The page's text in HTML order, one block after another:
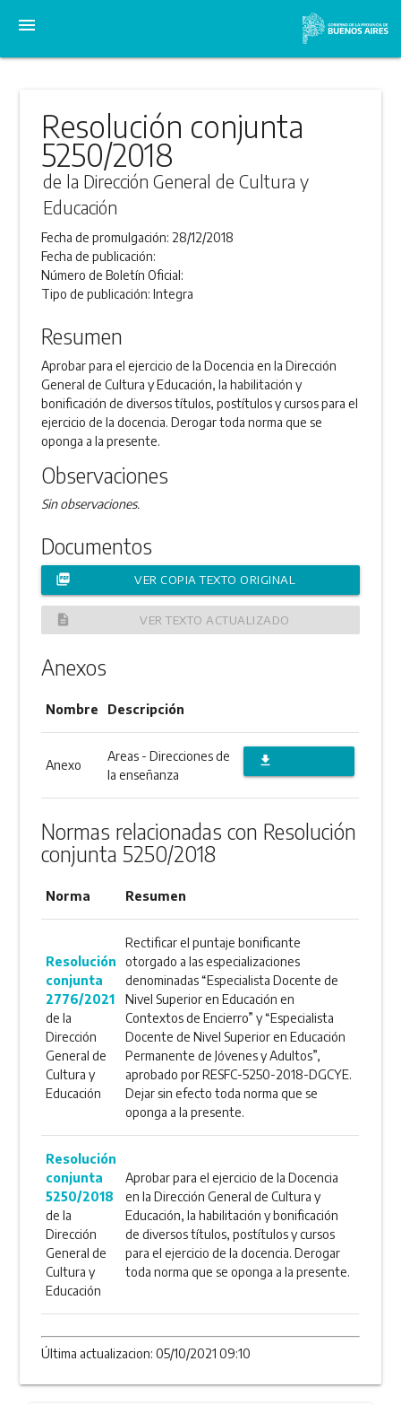
menu
Resolución conjunta
5250/2018
de la Dirección General de Cultura y
Educación
Fecha de promulgación: 28/12/2018
Fecha de publicación:
Número de Boletín Oficial:
Tipo de publicación:Integra
Resumen
Aprobar para el ejercicio de la Docencia en la Dirección
General de Cultura y Educación, la habilitación y
bonificación de diversos títulos, postítulos y cursos para el
ejercicio de la docencia. Derogar toda norma que se
oponga a la presente.
Observaciones
Sin observaciones.
Documentos
picture_as_pdf VER COPIA TEXTO ORIGINAL
description VER TEXTO ACTUALIZADO
Anexos
Nombre Descripción
Anexo
Areas - Direcciones de
la enseñanza
file_download
Normas relacionadas con Resolución
conjunta 5250/2018
Norma Resumen
Resolución
conjunta
2776/2021
de la
Dirección
General de
Cultura y
Educación
Rectificar el puntaje bonificante
otorgado a las especializaciones
denominadas “Especialista Docente de
Nivel Superior en Educación en
Contextos de Encierro” y “Especialista
Docente de Nivel Superior en Educación
Permanente de Jóvenes y Adultos”,
aprobado por RESFC-5250-2018-DGCYE.
Dejar sin efecto toda norma que se
oponga a la presente.
Resolución
conjunta
5250/2018
de la
Dirección
General de
Cultura y
Educación
Aprobar para el ejercicio de la Docencia
en la Dirección General de Cultura y
Educación, la habilitación y bonificación
de diversos títulos, postítulos y cursos
para el ejercicio de la docencia. Derogar
toda norma que se oponga a la presente.
Última actualizacion: 05/10/2021 09:10